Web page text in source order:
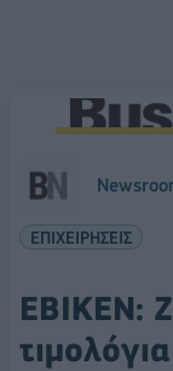
ΕΠΙΧΕΙΡΗΣΕΙΣ
ΕΒΙΚΕΝ: